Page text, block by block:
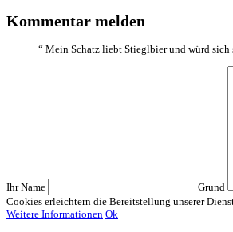
Kommentar melden
“ Mein Schatz liebt Stieglbier und würd sich
Ihr Name Grund
Cookies erleichtern die Bereitstellung unserer
Weitere Informationen Ok